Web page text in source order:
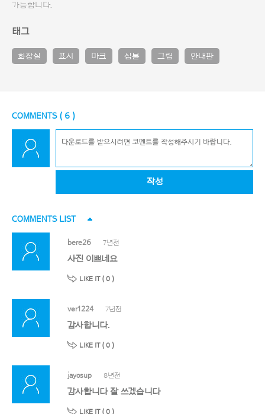
가능합니다.
태그
화장실 표시 마크 심볼 그림 안내판
COMMENTS ( 6 )
작성
COMMENTS LIST
bere26 7년전
사진 이쁘네요
LIKE IT ( 0 )
ver1224 7년전
감사합니다.
LIKE IT ( 0 )
jayosup 8년전
감사합니다 잘 쓰겠습니다
LIKE IT ( 0 )